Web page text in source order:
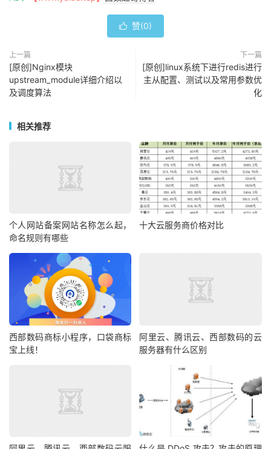
 赞(0)
上一篇
[原创]Nginx模块
upstream_module详细介绍以
及调度算法
下一篇
[原创]linux系统下进行redis进行
主从配置、测试以及常用参数优
化
相关推荐
个人网站备案网站名称怎么起，
命名规则有哪些
十大云服务商价格对比
西部数码商标小程序，口袋商标
宝上线！
阿里云、腾讯云、西部数码的云
服务器有什么区别